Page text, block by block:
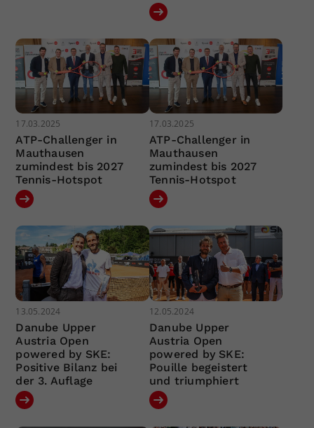
17.03.2025
ATP-Challenger in
Mauthausen
zumindest bis 2027
Tennis-Hotspot
17.03.2025
ATP-Challenger in
Mauthausen
zumindest bis 2027
Tennis-Hotspot
13.05.2024
Danube Upper
Austria Open
powered by SKE:
Positive Bilanz bei
der 3. Auflage
12.05.2024
Danube Upper
Austria Open
powered by SKE:
Pouille begeistert
und triumphiert